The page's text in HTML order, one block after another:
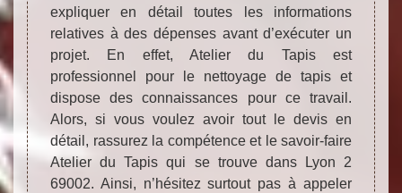
expliquer en détail toutes les informations
relatives à des dépenses avant d’exécuter un
projet. En effet, Atelier du Tapis est
professionnel pour le nettoyage de tapis et
dispose des connaissances pour ce travail.
Alors, si vous voulez avoir tout le devis en
détail, rassurez la compétence et le savoir-faire
Atelier du Tapis qui se trouve dans Lyon 2
69002. Ainsi, n’hésitez surtout pas à appeler